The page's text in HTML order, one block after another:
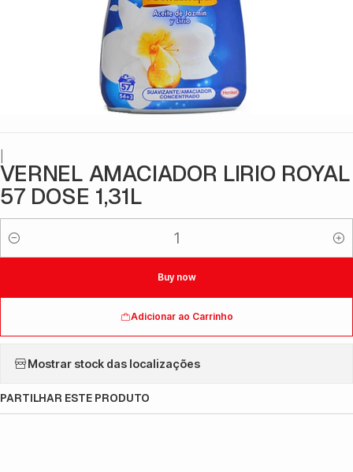
VERNEL AMACIADOR LIRIO ROYAL
57 DOSE 1,31L
Quantidade
Adicionar ao Carrinho
Buy now
Mostrar stock das localizações
PARTILHAR ESTE PRODUTO